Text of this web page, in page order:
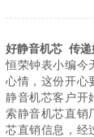
好静音机芯 传递
恒荣钟表小编今
心情，这份开心
静音机芯客户开
索静音机芯直销
芯直销信息，经